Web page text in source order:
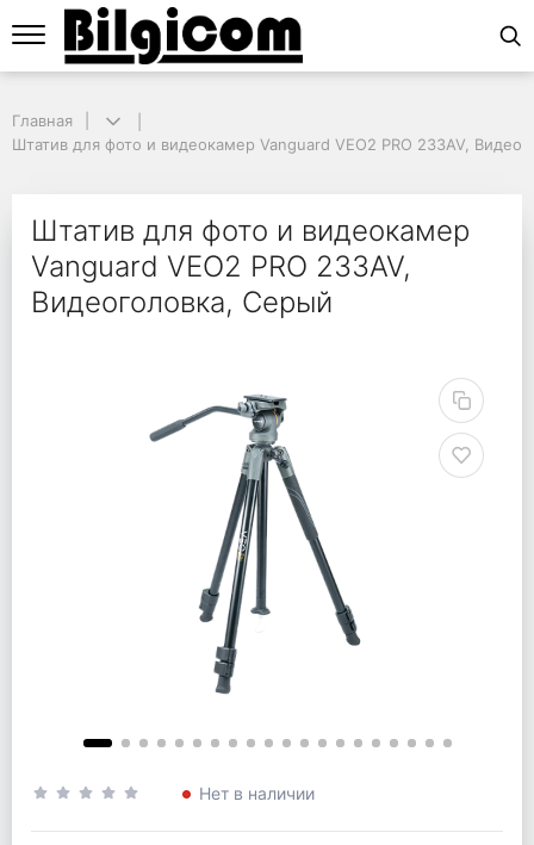
Штатив для фото и видеокамер Vanguard VEO2 PRO 233AV,
Штатив для фото и
Главная
Штатив для фото и видеокамер Vanguard VEO2 PRO 233AV,
Штатив для фото и видеокамер
Vanguard VEO2 PRO 233AV,
Видеоголовка, Серый
Нет в наличии